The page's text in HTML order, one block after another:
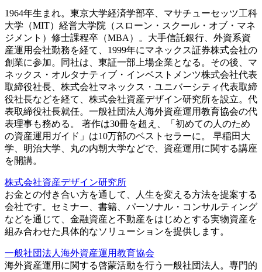
1964年生まれ。東京大学経済学部卒、マサチューセッツ工科
大学（MIT）経営大学院（スローン・スクール・オブ・マネ
ジメント）修士課程卒（MBA）。大手信託銀行、外資系資
産運用会社勤務を経て、1999年にマネックス証券株式会社の
創業に参加。同社は、東証一部上場企業となる。その後、マ
ネックス・オルタナティブ・インベストメンツ株式会社代表
取締役社長、株式会社マネックス・ユニバーシティ代表取締
役社長などを経て、株式会社資産デザイン研究所を設立。代
表取締役社長就任。一般社団法人海外資産運用教育協会の代
表理事も務める。 著作は30冊を超え、「初めての人のため
の資産運用ガイド」は10万部のベストセラーに。 早稲田大
学、明治大学、丸の内朝大学などで、資産運用に関する講座
を開講。
株式会社資産デザイン研究所
お金との付き合い方を通して、人生を変える方法を提案する
会社です。セミナー、書籍、パーソナル・コンサルティング
などを通じて、金融資産と不動産をはじめとする実物資産を
組み合わせた具体的なソリューションを提供します。
一般社団法人海外資産運用教育協会
海外資産運用に関する啓蒙活動を行う一般社団法人。専門的